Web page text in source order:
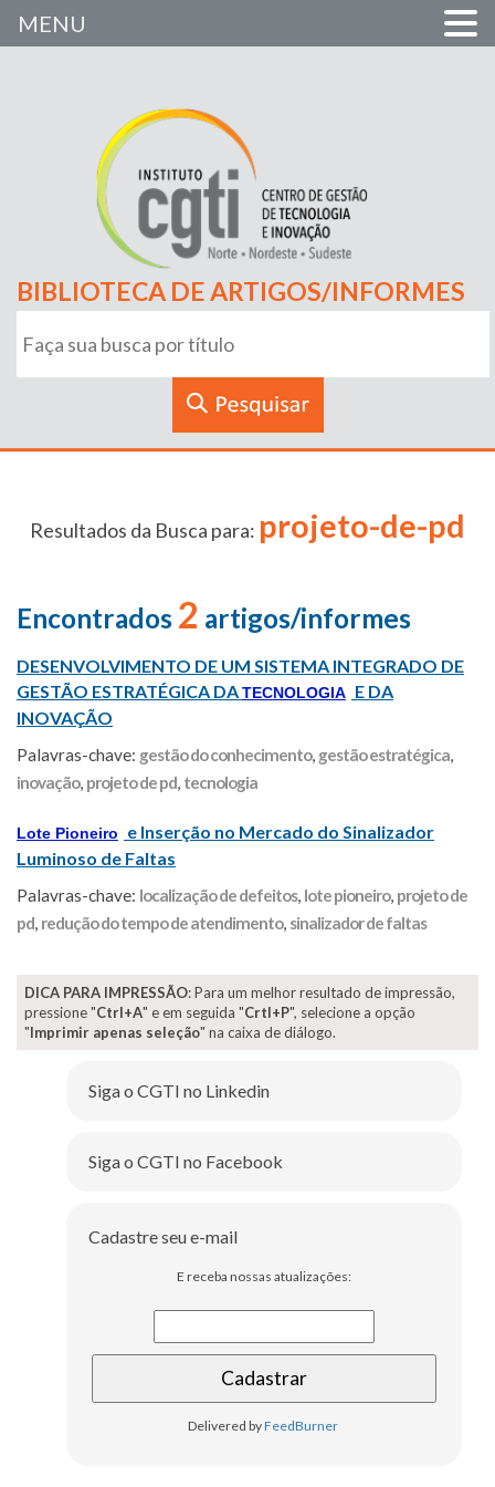
BIBLIOTECA DE ARTIGOS/INFORMES
Resultados da Busca para: projeto-de-pd
Encontrados 2 artigos/informes
DESENVOLVIMENTO DE UM SISTEMA INTEGRADO DE
GESTÃO ESTRATÉGICA DATECNOLOGIA E DA
INOVAÇÃO
Palavras-chave: gestão do conhecimento, gestão estratégica,
inovação, projeto de pd, tecnologia
Lote Pioneiro
e Inserção no Mercado do Sinalizador
Luminoso de Faltas
Palavras-chave: localização de defeitos, lote pioneiro, projeto de
pd, redução do tempo de atendimento, sinalizador de faltas
DICA PARA IMPRESSÃO: Para um melhor resultado de impressão,
pressione "Ctrl+A" e em seguida "Crtl+P", selecione a opção
"Imprimir apenas seleção" na caixa de diálogo.
Siga o CGTI no Linkedin
Siga o CGTI no Facebook
Cadastre seu e-mail
E receba nossas atualizações:
Delivered byFeedBurner
MENU